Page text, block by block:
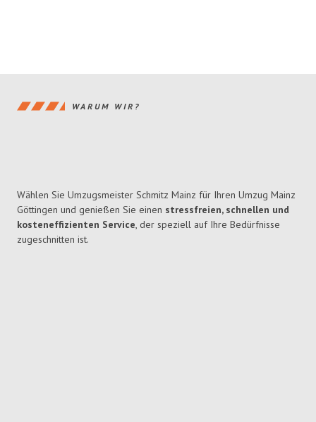
WARUM WIR?
Wählen Sie Umzugsmeister Schmitz Mainz für Ihren Umzug Mainz
Göttingen und genießen Sie einen stressfreien, schnellen und
kosteneffizienten Service, der speziell auf Ihre Bedürfnisse
zugeschnitten ist.